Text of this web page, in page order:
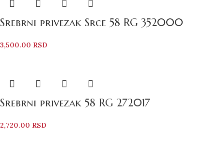
Srebrni privezak Srce 58 RG 352000
3,500.00 RSD
Srebrni privezak 58 RG 272017
2,720.00 RSD